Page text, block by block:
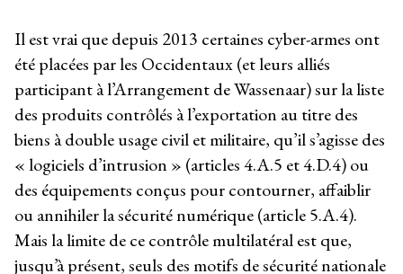
Il est vrai que depuis 2013 certaines cyber-armes ont
été placées par les Occidentaux (et leurs alliés
participant à l’Arrangement de Wassenaar) sur la liste
des produits contrôlés à l’exportation au titre des
biens à double usage civil et militaire, qu’il s’agisse des
« logiciels d’intrusion » (articles 4.A.5 et 4.D.4) ou
des équipements conçus pour contourner, affaiblir
ou annihiler la sécurité numérique (article 5.A.4).
Mais la limite de ce contrôle multilatéral est que,
jusqu’à présent, seuls des motifs de sécurité nationale